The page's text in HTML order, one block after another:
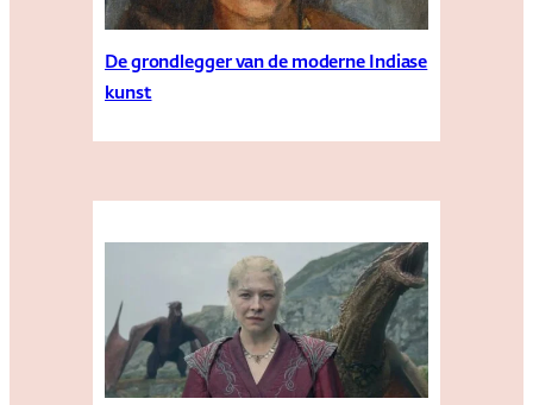
De grondlegger van de moderne Indiase
kunst